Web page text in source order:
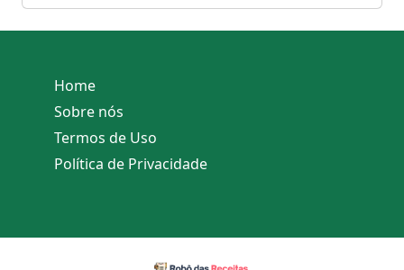
Home
Sobre nós
Termos de Uso
Política de Privacidade